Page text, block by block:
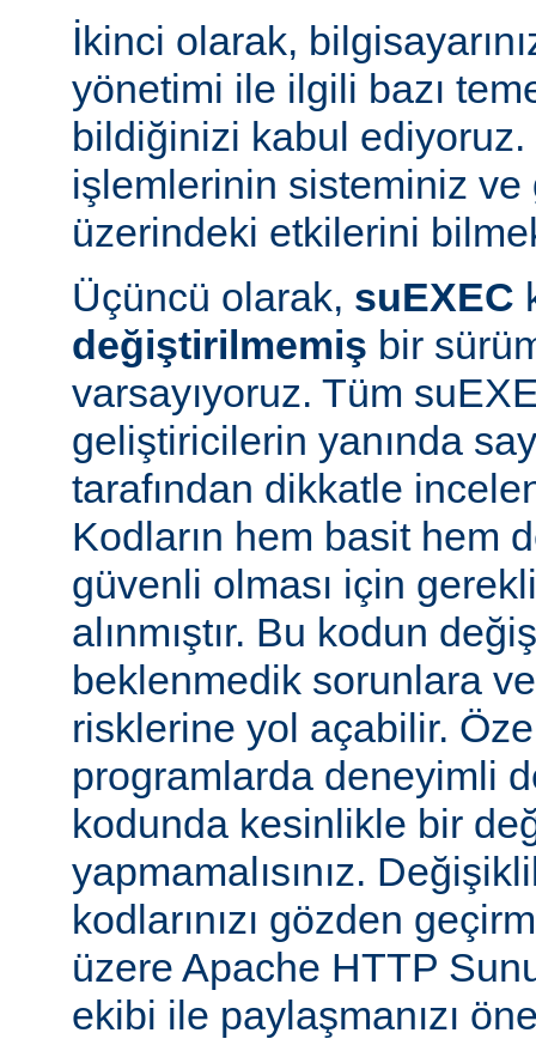
İkinci olarak,
yönetimi ile ilgili bazı
bildiğinizi kabul
işlemlerinin sisteminiz
üzerindeki etkilerini
Üçüncü olarak, suEXEC
değiştirilmemiş bir
varsayıyoruz. Tüm
geliştiricilerin yanında
tarafından dikkatle
Kodların hem basit hem
güvenli olması için
alınmıştır. Bu kodun
beklenmedik sorunlara
risklerine yol açabilir.
programlarda deneyimli
kodunda kesinlikle bir
yapmamalısınız.
kodlarınızı gözden
üzere Apache HTTP
ekibi ile paylaşmanızı